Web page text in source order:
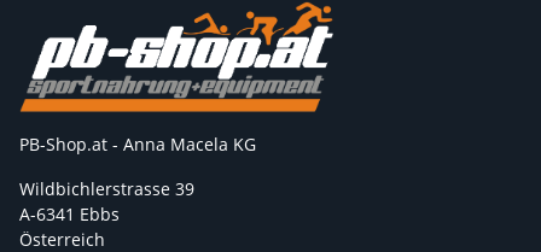
PB-Shop.at - Anna Macela KG
Wildbichlerstrasse 39
A-6341 Ebbs
Österreich